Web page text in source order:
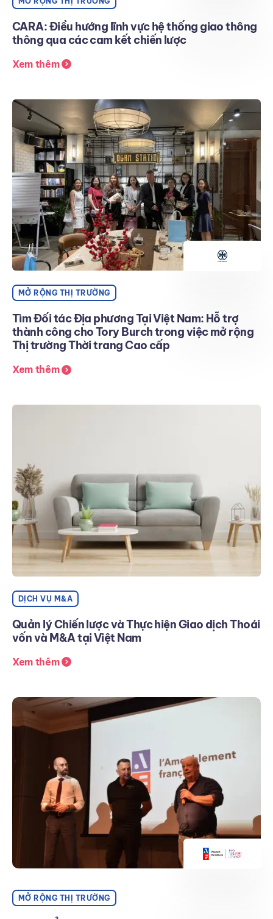
CARA: Điều hướng lĩnh vực hệ thống giao thông
thông qua các cam kết chiến lược
Xem thêm
MỞ RỘNG THỊ TRƯỜNG
Tìm Đối tác Địa phương Tại Việt Nam: Hỗ trợ
thành công cho Tory Burch trong việc mở rộng
Thị trường Thời trang Cao cấp
Xem thêm
DỊCH VỤ M&A
Quản lý Chiến lược và Thực hiện Giao dịch Thoái
vốn và M&A tại Việt Nam
Xem thêm
MỞ RỘNG THỊ TRƯỜNG